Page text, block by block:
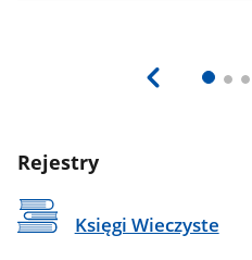
Rejestry
Księgi Wieczyste